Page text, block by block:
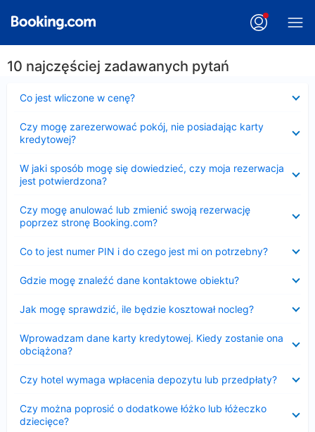
10 najczęściej zadawanych pytań
Co jest wliczone w cenę?
Czy mogę zarezerwować pokój, nie posiadając karty
kredytowej?
W jaki sposób mogę się dowiedzieć, czy moja rezerwacja
jest potwierdzona?
Czy mogę anulować lub zmienić swoją rezerwację
poprzez stronę Booking.com?
Co to jest numer PIN i do czego jest mi on potrzebny?
Gdzie mogę znaleźć dane kontaktowe obiektu?
Jak mogę sprawdzić, ile będzie kosztował nocleg?
Wprowadzam dane karty kredytowej. Kiedy zostanie ona
obciążona?
Czy hotel wymaga wpłacenia depozytu lub przedpłaty?
Czy można poprosić o dodatkowe łóżko lub łóżeczko
dziecięce?